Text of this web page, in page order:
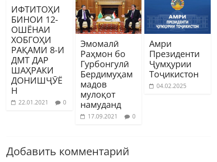
ИФТИТОҲИ
БИНОИ 12-
ОШЁНАИ
ХОБГОҲИ
РАҚАМИ 8-И
ДМТ ДАР
ШАҲРАКИ
ДОНИШҶӮЁ
Н
22.01.2021 0
Эмомалӣ
Раҳмон бо
Гурбонгулӣ
Бердимуҳам
мадов
мулоқот
намуданд
17.09.2021 0
Амри
Президенти
Ҷумҳурии
Тоҷикистон
04.02.2025
Добавить комментарий